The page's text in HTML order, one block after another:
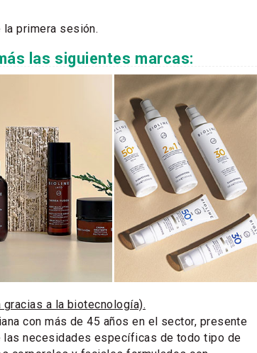
primera sesión.
las siguientes marcas:
a la biotecnología).
con más de 45 años en el sector, presente
las necesidades específicas de todo tipo de